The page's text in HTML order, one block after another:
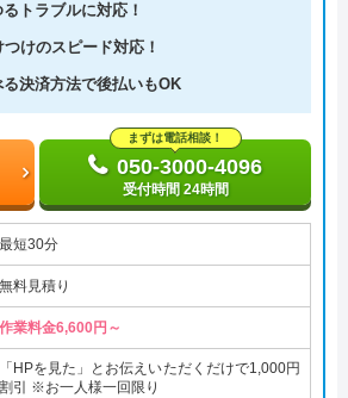
トラブルに対応！
けのスピード対応！
決済方法で後払いもOK
まずは電話相談！
050-3000-4096
受付時間 24時間
最短30分
無料見積り
作業料金6,600円～
「HPを見た」とお伝えいただくだけで1,000円
割引 ※お一人様一回限り